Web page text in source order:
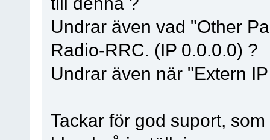
Undrar även vad "Other
Radio-RRC. (IP 0.0.0.0) ?
Undrar även när "Extern
Tackar för god suport,